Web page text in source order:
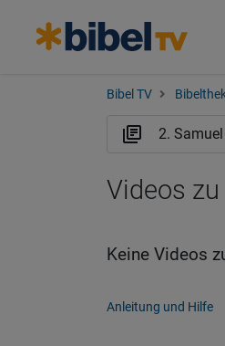
Bibel TV
Videos
Keine Videos
Anleitung und Hilfe